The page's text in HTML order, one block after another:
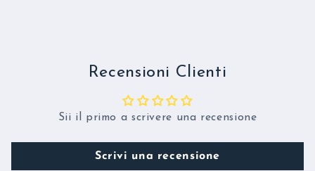
Recensioni Clienti
Sii il primo a scrivere una recensione
Scrivi una recensione